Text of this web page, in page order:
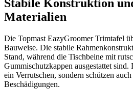
Stabile Konstruktion
Materialien
Die Topmast EazyGroomer Trimtafel
Bauweise. Die stabile
Stand, während die Tischbeine mit
Gummischutzkappen ausgestattet
ein Verrutschen, sondern schützen
Beschädigungen.